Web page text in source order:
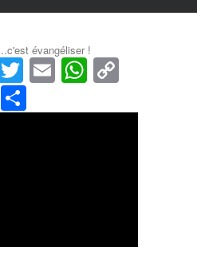
évangéliser !
Twitter
Email